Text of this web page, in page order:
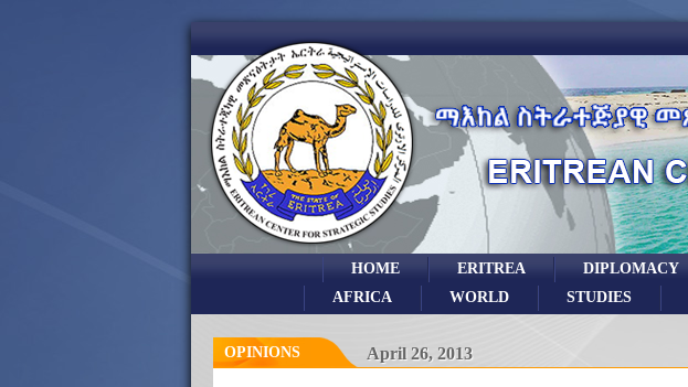
DIPLOMACY
ERITREA
HOME
STUDIES
WORLD
AFRICA
OPINIONS April 26, 2013